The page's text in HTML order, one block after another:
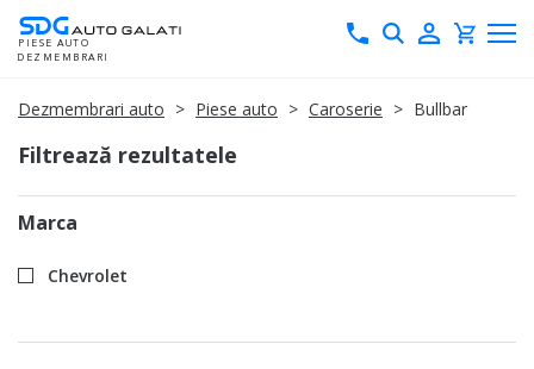
Toggle Search
Skip
to
PIESE AUTO
DEZMEMBRARI
Dezmembrari auto Piese auto Caroserie Bullbar
Filtrează rezultatele
Marca
Chevrolet